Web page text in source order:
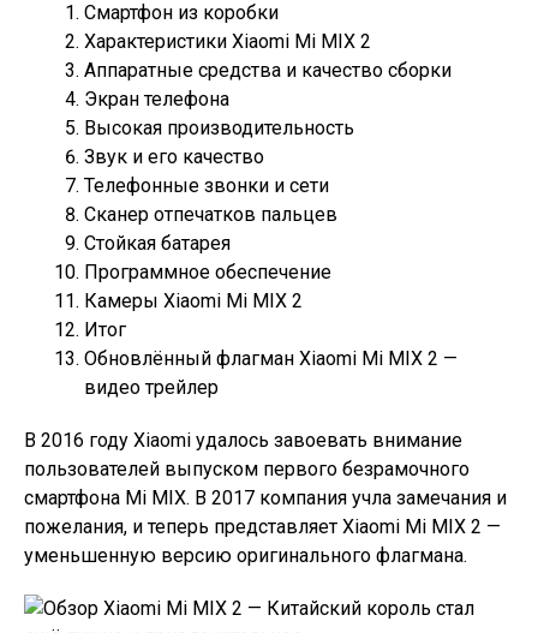
Смартфон из коробки
Характеристики Xiaomi Mi MIX 2
Аппаратные средства и качество сборки
Экран телефона
Высокая производительность
Звук и его качество
Телефонные звонки и сети
Сканер отпечатков пальцев
Стойкая батарея
Программное обеспечение
Камеры Xiaomi Mi MIX 2
Итог
Обновлённый флагман Xiaomi Mi MIX 2 —
видео трейлер
В 2016 году Xiaomi удалось завоевать внимание
пользователей выпуском первого безрамочного
смартфона Mi MIX. В 2017 компания учла замечания и
пожелания, и теперь представляет Xiaomi Mi MIX 2 —
уменьшенную версию оригинального флагмана.